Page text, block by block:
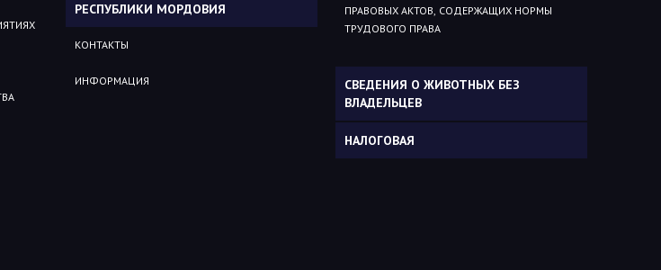
РЕСПУБЛИКИ МОРДОВИЯ
КОНТАКТЫ
ИНФОРМАЦИЯ
ПРАВОВЫХ АКТОВ, СОДЕРЖАЩИХ НОРМЫ
ТРУДОВОГО ПРАВА
СВЕДЕНИЯ О ЖИВОТНЫХ БЕЗ
ВЛАДЕЛЬЦЕВ
НАЛОГОВАЯ